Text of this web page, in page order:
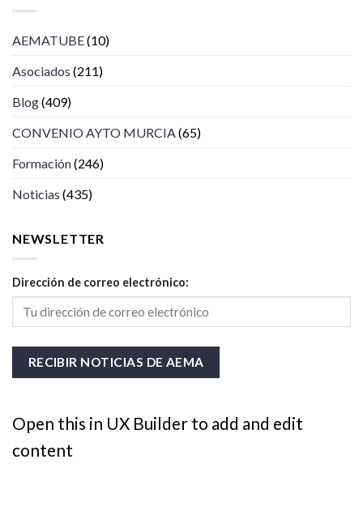
AEMATUBE(10)
Asociados (211)
Blog(409)
CONVENIO AYTO MURCIA(65)
Formación(246)
Noticias (435)
NEWSLETTER
Dirección de correo electrónico:
Open this in UX Builder to add and edit
content